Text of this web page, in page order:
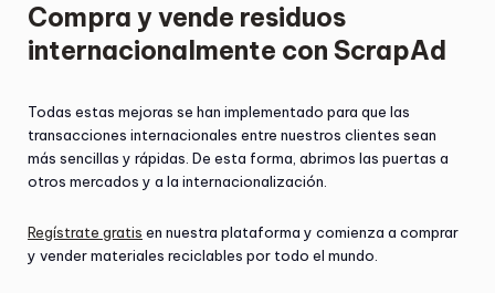
Compra y vende residuos
internacionalmente con ScrapAd
Todas estas mejoras se han implementado para que las
transacciones internacionales entre nuestros clientes sean
más sencillas y rápidas. De esta forma, abrimos las puertas a
otros mercados y a la internacionalización.
Regístrate gratis en nuestra plataforma y comienza a comprar
y vender materiales reciclables por todo el mundo.